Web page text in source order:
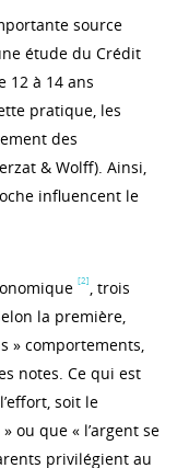
source
étude du Crédit
12 à 14 ans
pratique, les
des
& Wolff). Ainsi,
influencent le
[2] , trois
la première,
» comportements,
notes. Ce qui est
soit le
ou que « l’argent se
privilégient au